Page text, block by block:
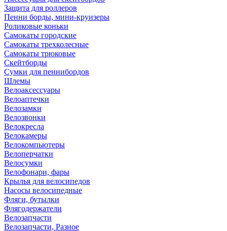
Защита для роллеров
Пенни борды, мини-круизеры
Роликовые коньки
Самокаты городские
Самокаты трехколесные
Самокаты трюковые
Скейтборды
Сумки для пеннибордов
Шлемы
Велоаксессуары
Велоаптечки
Велозамки
Велозвонки
Велокресла
Велокамеры
Велокомпьютеры
Велоперчатки
Велосумки
Велофонари, фары
Крылья для велосипедов
Насосы велосипедные
Фляги, бутылки
Флягодержатели
Велозапчасти
Велозапчасти, Разное